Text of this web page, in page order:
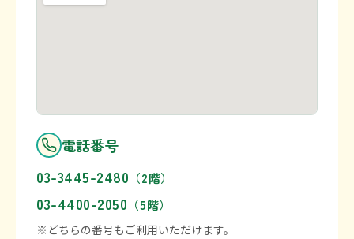
電話番号
03-3445-2480 （2階）
03-4400-2050 （5階）
※どちらの番号もご利用いただけます。